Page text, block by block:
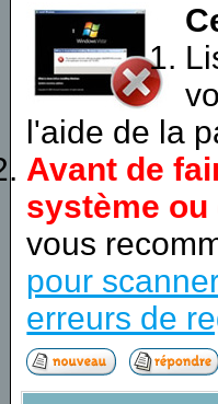
l'aide de la
Avant de
système
vous
pour
erreurs de